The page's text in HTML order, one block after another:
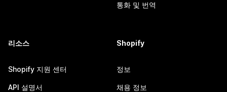
통화 및 번역
리소스
Shopify 지원 센터
API 설명서
Shopify
정보
채용 정보